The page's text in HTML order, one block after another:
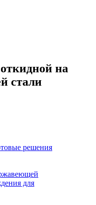
на
стали
решения
для